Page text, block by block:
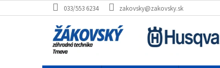
033/553 6234 zakovsky@zakovsky.sk